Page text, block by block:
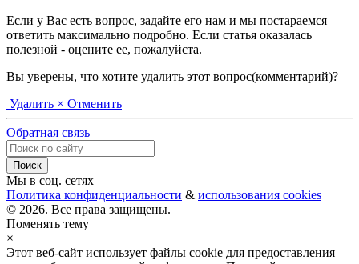
Если у Вас есть вопрос, задайте его нам и мы постараемся
ответить максимально подробно. Если статья оказалась
полезной - оцените ее, пожалуйста.
Вы уверены, что хотите удалить этот вопрос(комментарий)?
Удалить × Отменить
Обратная связь
Мы в соц. сетях
Политика конфиденциальности & использования cookies
© 2026. Все права защищены.
Поменять тему
×
Этот веб-сайт использует файлы cookie для предоставления